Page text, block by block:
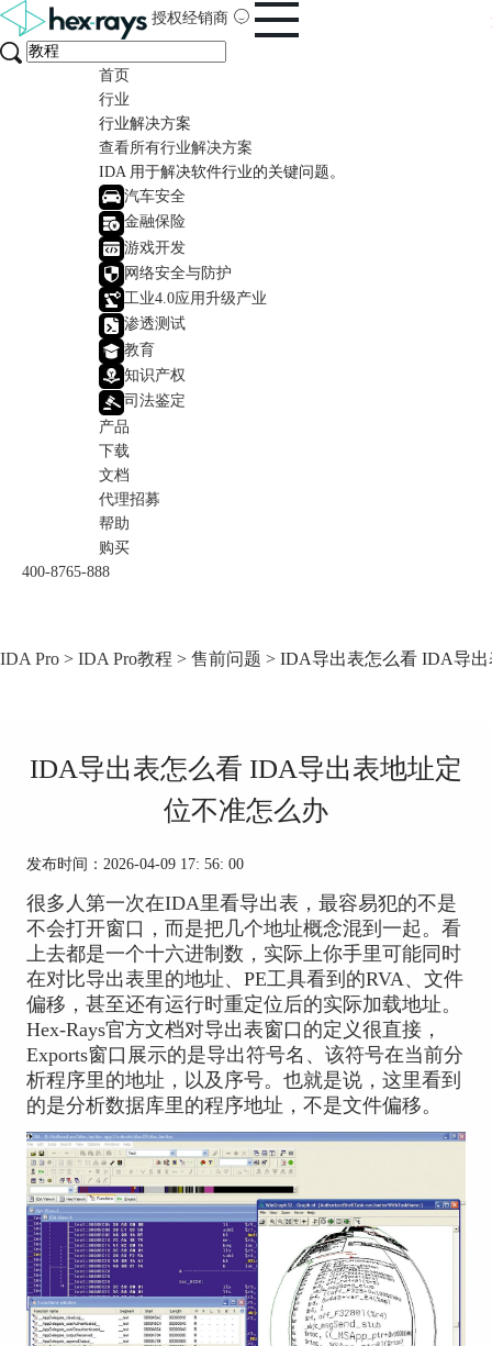
授权经销商
首页
行业
行业解决方案
查看所有行业解决方案
IDA 用于解决软件行业的关键问题。
汽车安全
金融保险
游戏开发
网络安全与防护
工业4.0应用升级产业
渗透测试
教育
知识产权
司法鉴定
产品
下载
文档
代理招募
帮助
购买
400-8765-888
IDA Pro > IDA Pro教程 > 售前问题 > IDA导出表怎么看 IDA导
IDA导出表怎么看 IDA导出表地址定
位不准怎么办
发布时间：2026-04-09 17: 56: 00
很多人第一次在IDA里看导出表，最容易犯的不是
不会打开窗口，而是把几个地址概念混到一起。看
上去都是一个十六进制数，实际上你手里可能同时
在对比导出表里的地址、PE工具看到的RVA、文件
偏移，甚至还有运行时重定位后的实际加载地址。
Hex-Rays官方文档对导出表窗口的定义很直接，
Exports窗口展示的是导出符号名、该符号在当前分
析程序里的地址，以及序号。也就是说，这里看到
的是分析数据库里的程序地址，不是文件偏移。